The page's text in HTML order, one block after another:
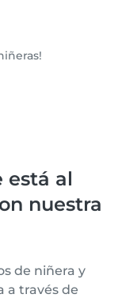
está al
nuestra
de niñera y
a través de